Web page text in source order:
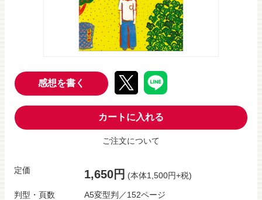
感想を書く
カートに入れる
ご注文について
定価 1,650円 (本体1,500円+税)
判型・頁数
A5変型判／152ページ